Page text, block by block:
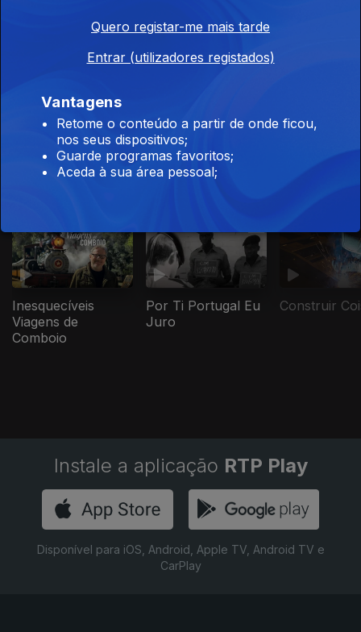
A Guerra do
Este conteúdo faz parte de
Inesquecíveis
Viagens de
Comboio
Por Ti Portugal Eu
Juro
Construir
Instale a aplicação RTP Play
Disponível para iOS, Android, Apple TV, Android TV e
CarPlay
Quero registar-me mais tarde
Entrar (utilizadores registados)
Vantagens
Retome o conteúdo a partir de onde ficou,
nos seus dispositivos;
Guarde programas favoritos;
Aceda à sua área pessoal;